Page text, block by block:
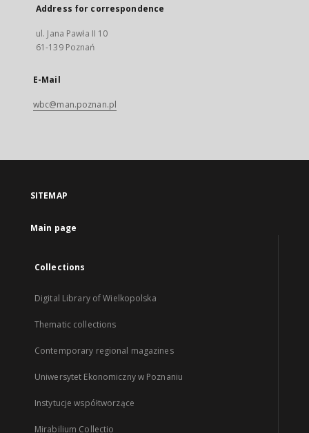
Address for correspondence
ul. Jana Pawła II 10
61-139 Poznań
E-Mail
wbc@man.poznan.pl
SITEMAP
Main page
Collections
Digital Library of Wielkopolska
Thematic collections
Contemporary regional magazines
Uniwersytet Ekonomiczny w Poznaniu
Instytucje współtworzące
Mirabilium Collectio